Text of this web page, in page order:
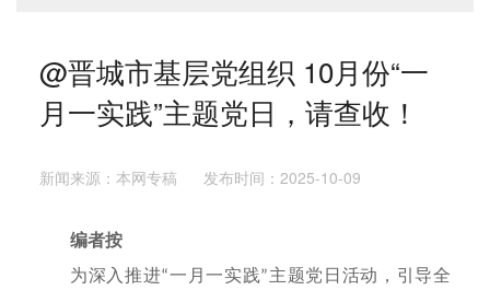
@晋城市基层党组织 10月份“一
月一实践”主题党日，请查收！
新闻来源：本网专稿 发布时间：2025-10-09
编者按
为深入推进“一月一实践”主题党日活动，引导全